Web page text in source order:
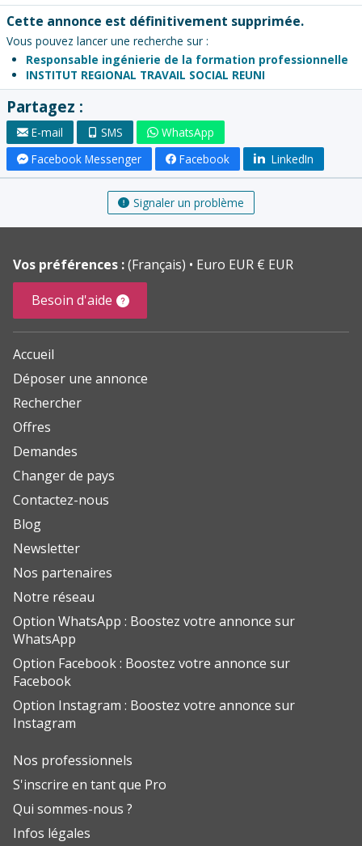
Cette annonce est définitivement supprimée.
Vous pouvez lancer une recherche sur :
Responsable ingénierie de la formation professionnelle
INSTITUT REGIONAL TRAVAIL SOCIAL REUNI
Partagez :
E-mail SMS
WhatsApp
Facebook Messenger
Facebook LinkedIn
Signaler un problème
Vos préférences :(Français)
Euro EUR € EUR
Besoin d'aide
Accueil
Déposer une annonce
Rechercher
Offres
Demandes
Changer de pays
Contactez-nous
Blog
Newsletter
Nos partenaires
Notre réseau
Option WhatsApp : Boostez votre annonce sur
WhatsApp
Option Facebook : Boostez votre annonce sur
Facebook
Option Instagram : Boostez votre annonce sur
Instagram
Nos professionnels
S'inscrire en tant que Pro
Qui sommes-nous ?
Infos légales